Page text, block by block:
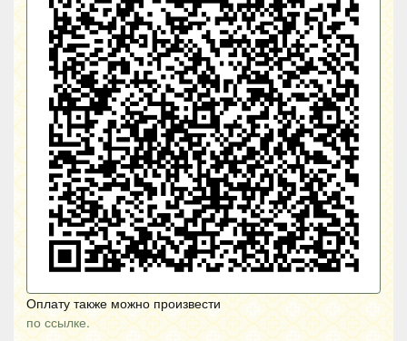
Оплату также можно произвести
по ссылке.